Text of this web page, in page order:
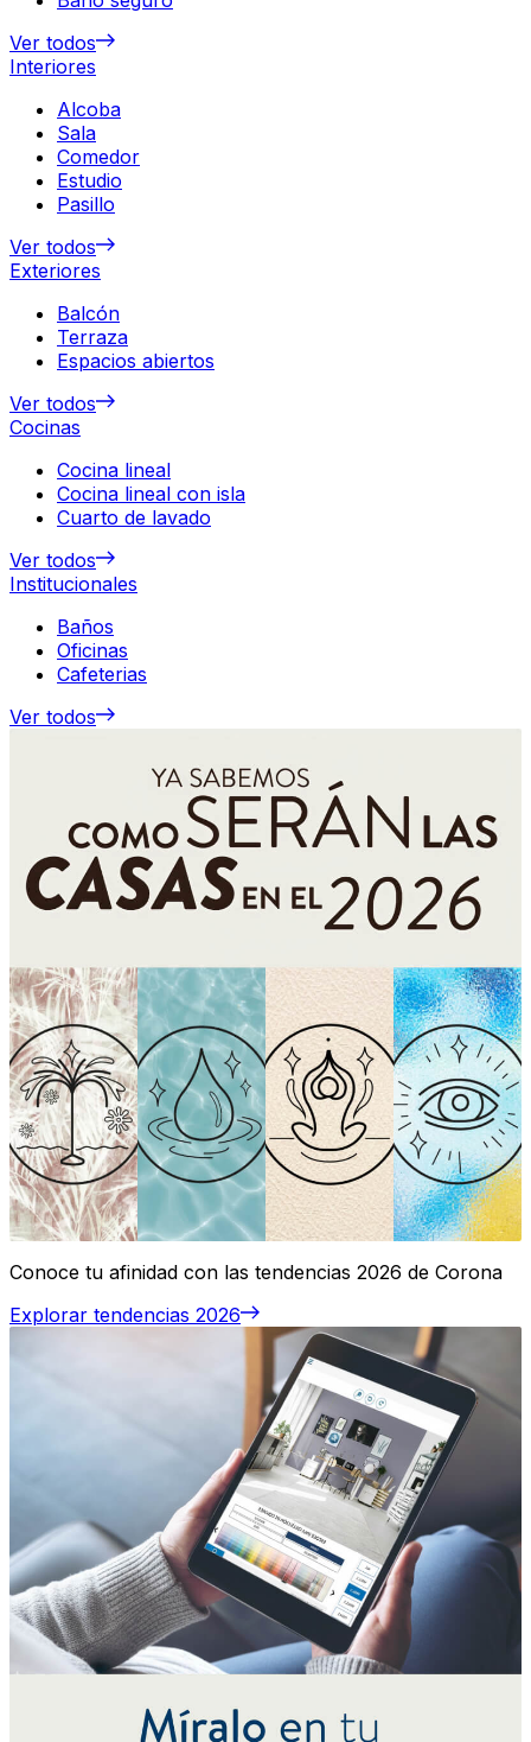
Ver todos
Interiores
Alcoba
Sala
Comedor
Estudio
Pasillo
Ver todos
Exteriores
Balcón
Terraza
Espacios abiertos
Ver todos
Cocinas
Cocina lineal
Cocina lineal con isla
Cuarto de lavado
Ver todos
Institucionales
Baños
Oficinas
Cafeterias
Ver todos
Conoce tu afinidad con las tendencias 2026 de Corona
Explorar tendencias 2026